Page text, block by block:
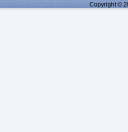
Copyright ©